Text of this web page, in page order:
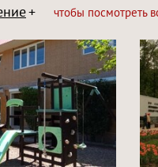
чтобы посмотреть